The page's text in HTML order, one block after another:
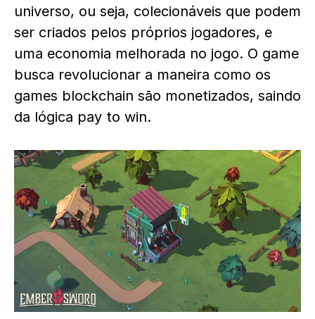
universo, ou seja, colecionáveis que podem
ser criados pelos próprios jogadores, e
uma economia melhorada no jogo. O game
busca revolucionar a maneira como os
games blockchain são monetizados, saindo
da lógica pay to win.